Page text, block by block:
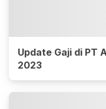
Update Gaji di PT
2023